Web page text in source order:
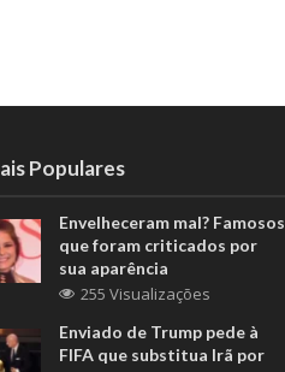
Populares
Envelheceram mal? Famosos
que foram criticados por
sua aparência
255 Visualizações
Enviado de Trump pede à
FIFA que substitua Irã por